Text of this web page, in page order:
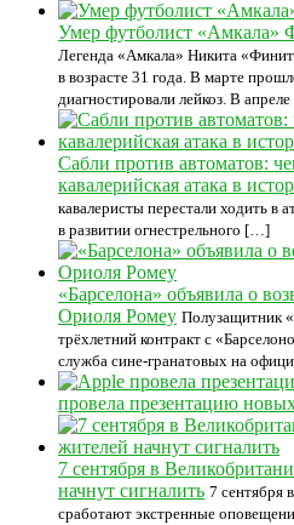
Умер футболист «Амкала»
Легенда «Амкала» Никита
в возрасте 31 года. В марте
диагностировали лейкоз. В
Сабли против автоматов:
кавалерийская атака в
кавалеристы перестали ходить в
в развитии огнестрельного […]
«Барселона» объявила о
Ориоля Ромеу Полузащитник
трёхлетний контракт с
служба сине-гранатовых на
провела презентацию
7 сентября в
начнут сигналить 7 сентября
сработают экстренные